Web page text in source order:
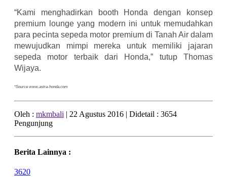
“Kami menghadirkan booth Honda dengan konsep
premium lounge yang modern ini untuk memudahkan
para pecinta sepeda motor premium di Tanah Air dalam
mewujudkan mimpi mereka untuk memiliki jajaran
sepeda motor terbaik dari Honda,” tutup Thomas
Wijaya.
*Source www.astra-honda.com
Oleh : mkmbali | 22 Agustus 2016 | Didetail : 3654
Pengunjung
Berita Lainnya :
3620